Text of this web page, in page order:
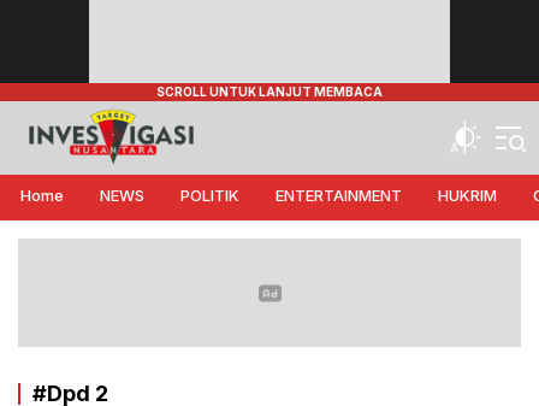
Target Investigasi Nusantara
Edukasi Nusantara
Home NEWS POLITIK ENTERTAINMENT HUKRIM
#Dpd 2